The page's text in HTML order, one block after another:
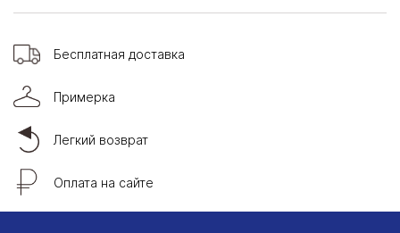
Бесплатная доставка
Примерка
Легкий возврат
Оплата на сайте